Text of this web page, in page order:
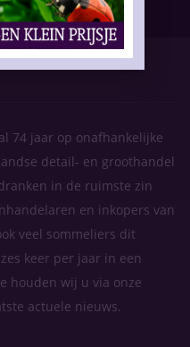
74 jaar op onafhankelijke
detail- en groothandel
in de ruimste zin
en inkopers van
veel sommeliers dit
keer per jaar in een
houden wij u via onze
actuele nieuws.